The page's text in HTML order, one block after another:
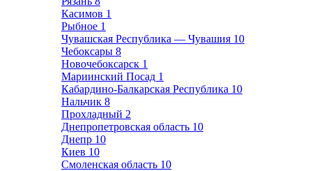
Касимов 1
Рыбное 1
Чувашская Республика — Чувашия 10
Чебоксары 8
Новочебоксарск 1
Мариинский Посад 1
Кабардино-Балкарская Республика 10
Нальчик 8
Прохладный 2
Днепропетровская область 10
Днепр 10
Киев 10
Смоленская область 10